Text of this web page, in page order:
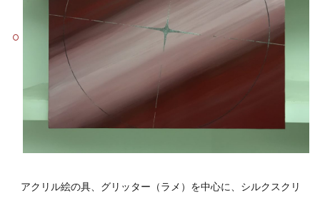
アクリル絵の具、グリッター（ラメ）を中心に、シルクスクリ